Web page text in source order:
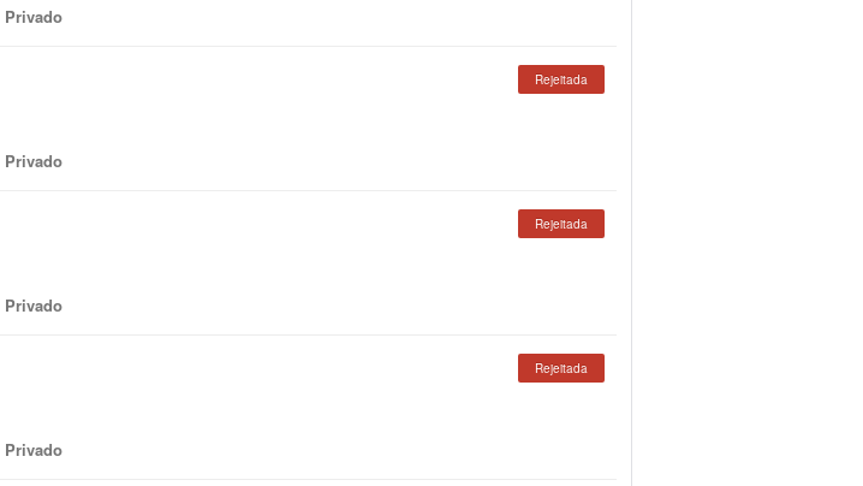
Privado
Rejeitada
Privado
Rejeitada
Privado
Rejeitada
Privado